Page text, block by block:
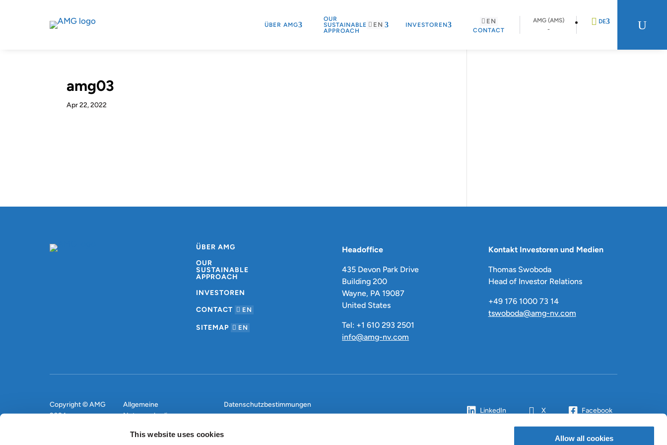
This website uses cookies Allow all cookies
ÜBER AMG
OUR
SUSTAINABLE
APPROACH
EN INVESTOREN
CONTACT
EN
AMG (AMS)
-
DE U
amg03
Apr 22, 2022
ÜBER AMG
OUR
SUSTAINABLE
APPROACH
INVESTOREN
CONTACT
EN
SITEMAP EN
Headoffice
435 Devon Park Drive
Building 200
Wayne, PA 19087
United States
Tel: +1 610 293 2501
info@amg-nv.com
Kontakt Investoren und Medien
Thomas Swoboda
Head of Investor Relations
+49 176 1000 73 14
tswoboda@amg-nv.com
Copyright © AMG
2024
Allgemeine
Nutzungsbedingungen
Datenschutzbestimmungen
LinkedIn X Facebook